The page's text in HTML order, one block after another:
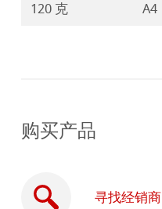
全球经销商
120 克 A4
购买产品
寻找经销商